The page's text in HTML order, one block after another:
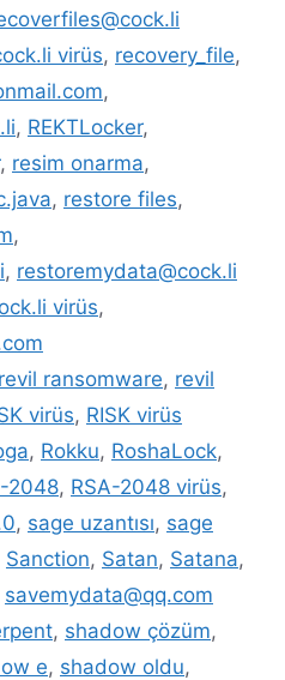
virüs, recovery_file,
,
, REKTLocker,
, resim onarma,
, restore files,
,
, restoremydata@cock.li
virüs,
revil ransomware, revil
virüs, RISK virüs
, Rokku, RoshaLock,
2048, RSA-2048 virüs,
, sage uzantısı, sage
Sanction, Satan, Satana,
savemydata@qq.com
, shadow çözüm,
e, shadow oldu,